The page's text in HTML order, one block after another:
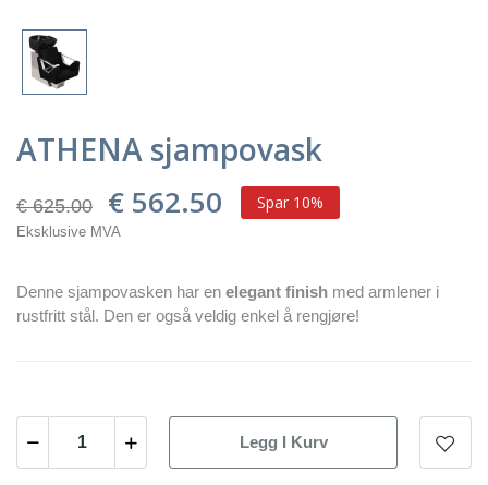
ATHENA sjampovask
€ 625.00 € 562.50 Spar 10%
Eksklusive MVA
Denne sjampovasken har en elegant finish med armlener i
rustfritt stål. Den er også veldig enkel å rengjøre!
Legg I Kurv